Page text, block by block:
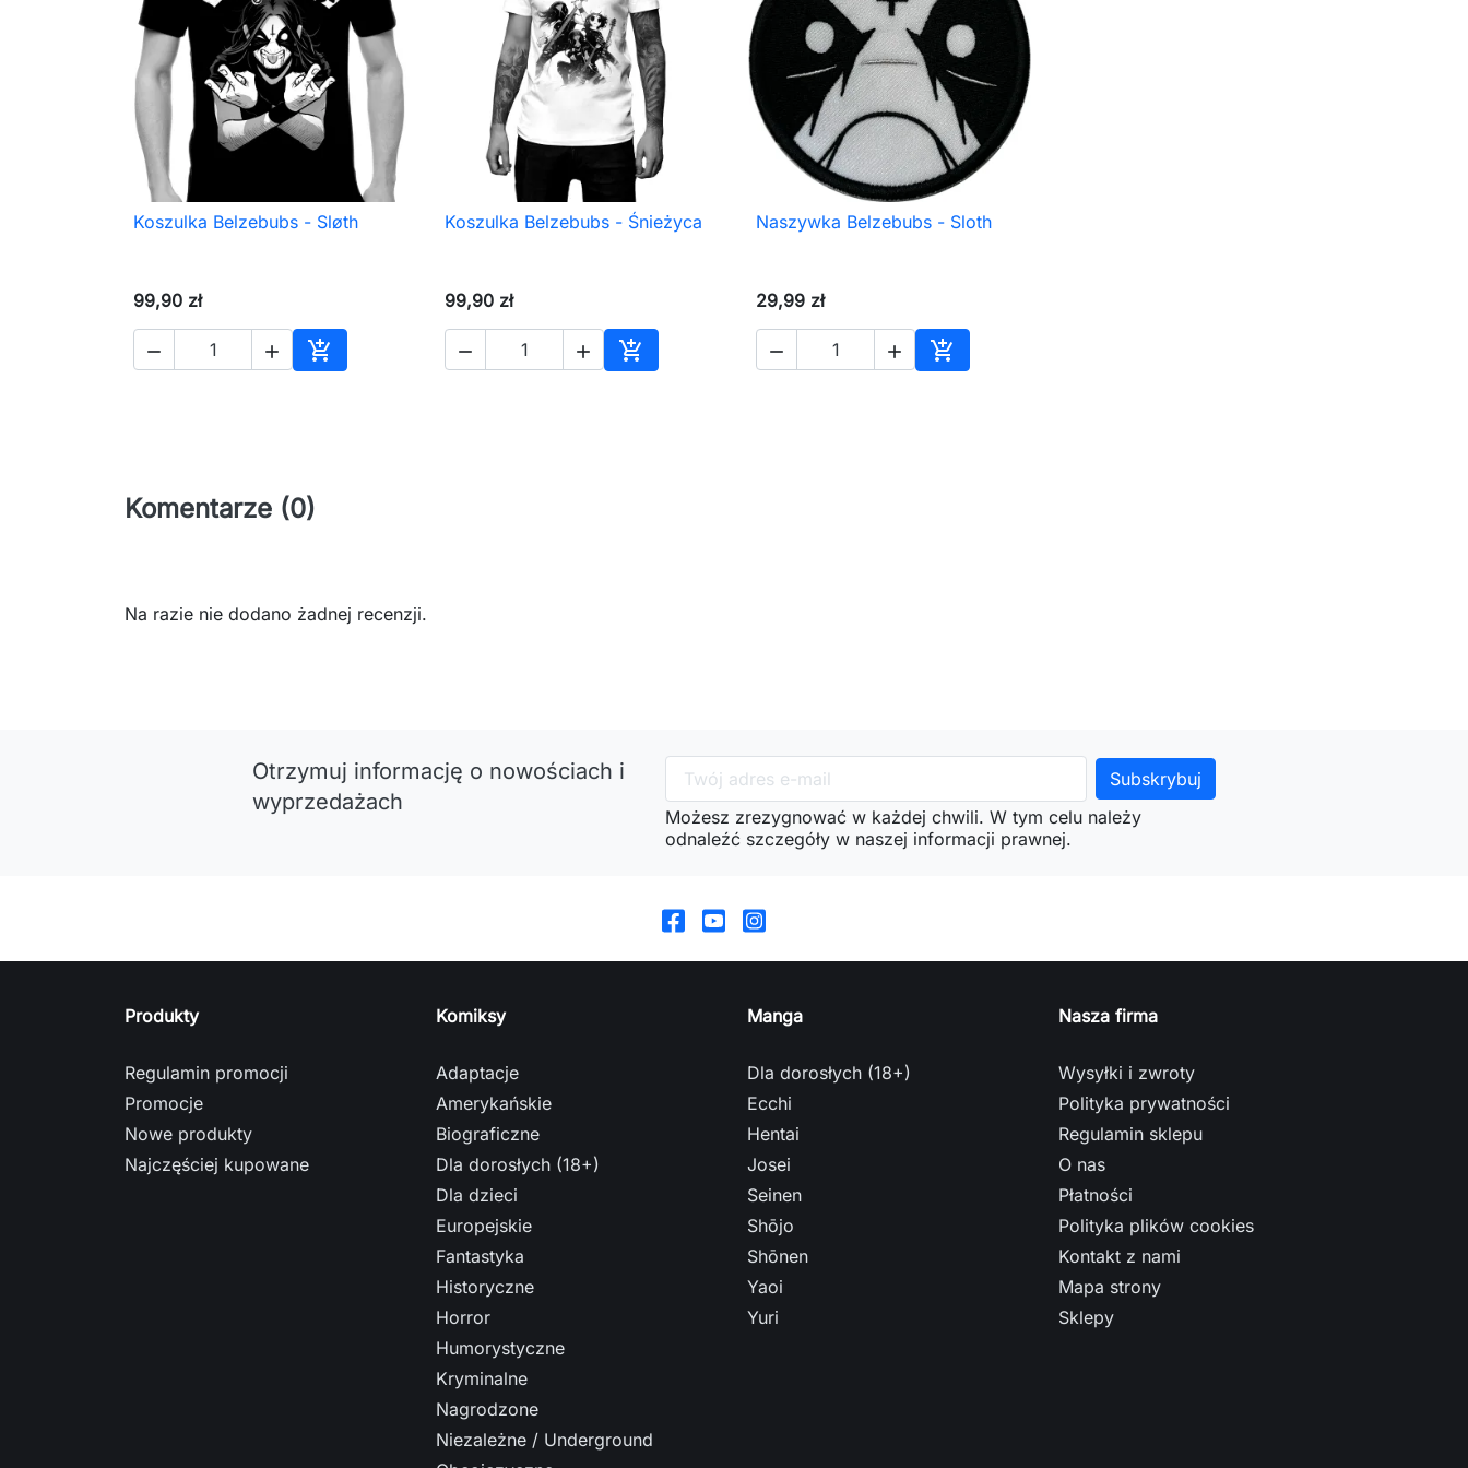
 Szybki podgląd
Koszulka Belzebubs - Sløth
99,90 zł
  
Dodaj do koszyka
 Szybki podgląd
Koszulka Belzebubs - Śnieżyca
99,90 zł
  
Dodaj do koszyka
 Szybki podgląd
Naszywka Belzebubs - Sloth
29,99 zł
  
Dodaj do koszyka
Komentarze (0)
Na razie nie dodano żadnej recenzji.
Otrzymuj informację o nowościach i
wyprzedażach
Możesz zrezygnować w każdej chwili. W tym celu należy
odnaleźć szczegóły w naszej informacji prawnej.
Produkty
Regulamin promocji
Promocje
Nowe produkty
Najczęściej kupowane
Komiksy
Adaptacje
Amerykańskie
Biograficzne
Dla dorosłych (18+)
Dla dzieci
Europejskie
Fantastyka
Historyczne
Horror
Humorystyczne
Kryminalne
Nagrodzone
Niezależne / Underground
Manga
Dla dorosłych (18+)
Ecchi
Hentai
Josei
Seinen
Shōjo
Shōnen
Yaoi
Yuri
Nasza firma
Wysyłki i zwroty
Polityka prywatności
Regulamin sklepu
O nas
Płatności
Polityka plików cookies
Kontakt z nami
Mapa strony
Sklepy